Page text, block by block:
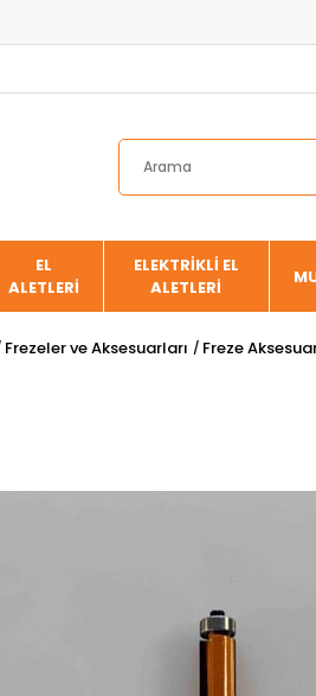
EL
ALETLERİ
ELEKTRİKLİ EL
ALETLERİ
Frezeler ve Aksesuarları Freze